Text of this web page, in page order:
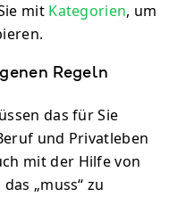
mit Kategorien, um
Regeln
das für Sie
und Privatleben
mit der Hilfe von
„muss“ zu